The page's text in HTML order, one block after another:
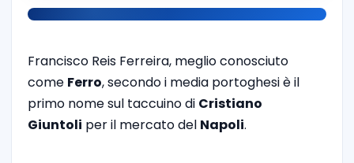
Francisco Reis Ferreira, meglio conosciuto
come Ferro, secondo i media portoghesi è il
primo nome sul taccuino di Cristiano
Giuntoli per il mercato del Napoli.